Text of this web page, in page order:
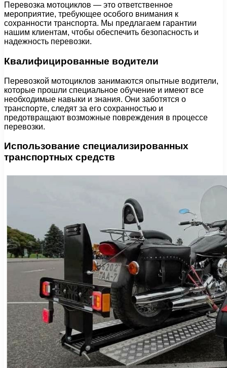
Перевозка мотоциклов — это ответственное
мероприятие, требующее особого внимания к
сохранности транспорта. Мы предлагаем гарантии
нашим клиентам, чтобы обеспечить безопасность и
надежность перевозки.
Квалифицированные водители
Перевозкой мотоциклов занимаются опытные водители,
которые прошли специальное обучение и имеют все
необходимые навыки и знания. Они заботятся о
транспорте, следят за его сохранностью и
предотвращают возможные повреждения в процессе
перевозки.
Использование специализированных
транспортных средств